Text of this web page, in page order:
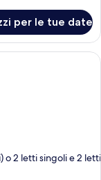
per le tue date
moderna con un
o 2 letti singoli e 2 letti